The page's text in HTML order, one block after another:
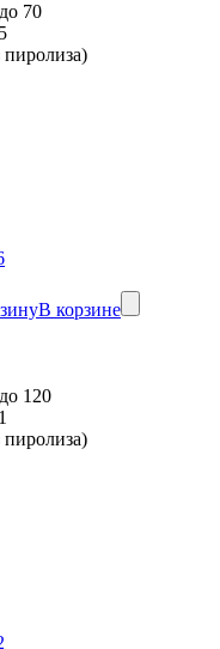
70
пиролиза)
В корзине
120
пиролиза)